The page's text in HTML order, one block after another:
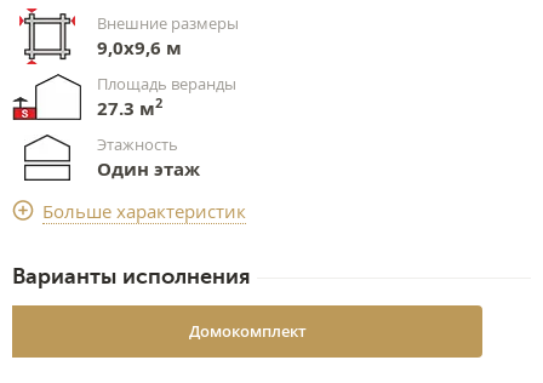
Внешние размеры
9,0х9,6 м
Площадь веранды
27.3 м2
Этажность
Один этаж
Срок доставки
2 недели
Больше характеристик
Варианты исполнения
Домокомплект